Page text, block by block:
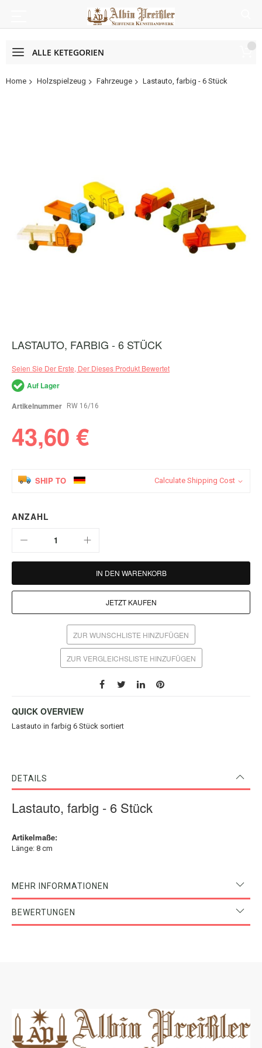
ALLE KETEGORIEN
Home Holzspielzeug Fahrzeuge Lastauto, farbig - 6 Stück
Zum
Anfang
Bildergalerie
springen
LASTAUTO, FARBIG - 6 STÜCK
Seien Sie Der Erste, Der Dieses Produkt Bewertet
Auf Lager
Artikelnummer
RW 16/16
43,60 €
SHIP TO Calculate Shipping Cost
ANZAHL
IN DEN WARENKORB
JETZT KAUFEN
ZUR WUNSCHLISTE HINZUFÜGEN
ZUR VERGLEICHSLISTE HINZUFÜGEN
QUICK OVERVIEW
Lastauto in farbig 6 Stück sortiert
DETAILS
Lastauto, farbig - 6 Stück
Artikelmaße:
Länge: 8 cm
MEHR INFORMATIONEN
BEWERTUNGEN